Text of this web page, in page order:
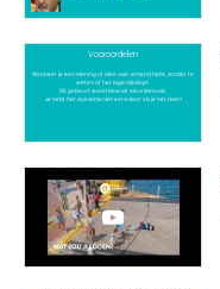
Vooroordelen
Wanneer je een mening of idee over iemand hebt, zonder te
weten of het eigenlijk klopt.
Dit gebeurt zowel bewust als onbewust.
Je hebt het dus soms niet eens door als je het doet!